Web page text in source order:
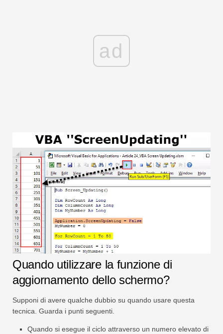
ad
Quando utilizzare la funzione di
aggiornamento dello schermo?
Supponi di avere qualche dubbio su quando usare questa
tecnica. Guarda i punti seguenti.
Quando si esegue il ciclo attraverso un numero elevato di